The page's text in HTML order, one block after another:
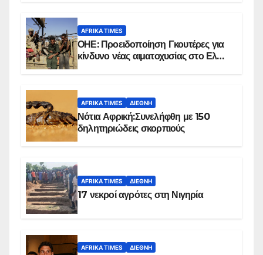
AFRIKA TIMES
ΟΗΕ: Προειδοποίηση Γκουτέρες για
κίνδυνο νέας αιματοχυσίας στο Ελ
AFRIKA TIMES ΔΙΕΘΝΉ
Νότια Αφρική:Συνελήφθη με 150
δηλητηριώδεις σκορπιούς
AFRIKA TIMES ΔΙΕΘΝΉ
17 νεκροί αγρότες στη Νιγηρία
AFRIKA TIMES ΔΙΕΘΝΉ